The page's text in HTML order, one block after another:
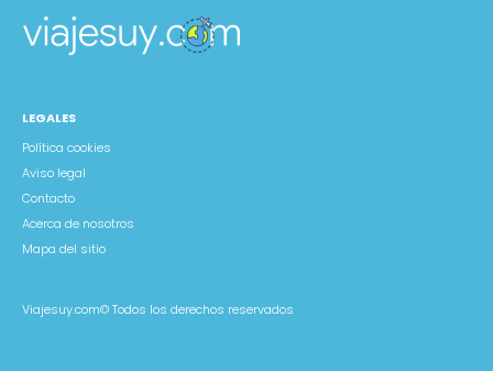
LEGALES
Política cookies
Aviso legal
Contacto
Acerca de nosotros
Mapa del sitio
Viajesuy.com©Todos los derechos reservados